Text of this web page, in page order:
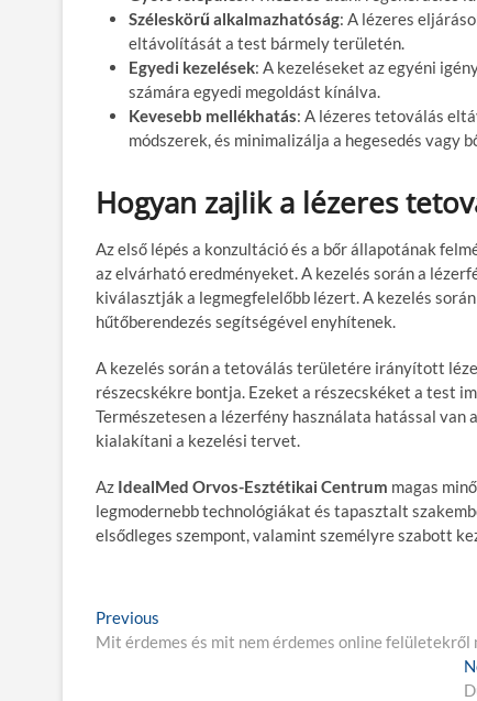
Széleskörű alkalmazhatóság: A lézeres
eltávolítását a test bármely területén.
Egyedi kezelések: A kezeléseket az egyéni
számára egyedi megoldást kínálva.
Kevesebb mellékhatás: A lézeres tetoválás
módszerek, és minimalizálja a hegesedés vagy
Hogyan zajlik a lézeres
Az első lépés a konzultáció és a bőr állapotának
az elvárható eredményeket. A kezelés során a
kiválasztják a legmegfelelőbb lézert. A kezelés
hűtőberendezés segítségével enyhítenek.
A kezelés során a tetoválás területére irányított
részecskékre bontja. Ezeket a részecskéket a test
Természetesen a lézerfény használata hatással
kialakítani a kezelési tervet.
Az IdealMed Orvos-Esztétikai Centrum magas
legmodernebb technológiákat és tapasztalt
elsődleges szempont, valamint személyre szabott
B
e
Previous
r
Mit érdemes és mit nem érdemes online felületekről